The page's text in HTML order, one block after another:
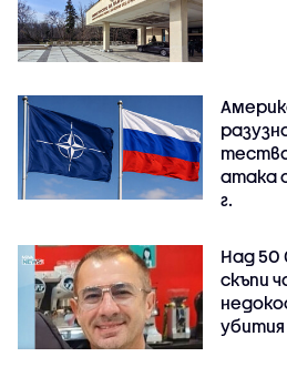
атака
г.
Над 50
скъпи
убития